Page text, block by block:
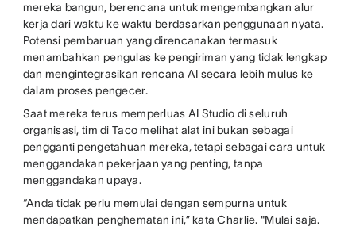
mereka bangun, berencana untuk mengembangkan alur
kerja dari waktu ke waktu berdasarkan penggunaan nyata.
Potensi pembaruan yang direncanakan termasuk
menambahkan pengulas ke pengiriman yang tidak lengkap
dan mengintegrasikan rencana AI secara lebih mulus ke
dalam proses pengecer.
Saat mereka terus memperluas AI Studio di seluruh
organisasi, tim di Taco melihat alat ini bukan sebagai
pengganti pengetahuan mereka, tetapi sebagai cara untuk
menggandakan pekerjaan yang penting, tanpa
menggandakan upaya.
“Anda tidak perlu memulai dengan sempurna untuk
mendapatkan penghematan ini,” kata Charlie. "Mulai saja.